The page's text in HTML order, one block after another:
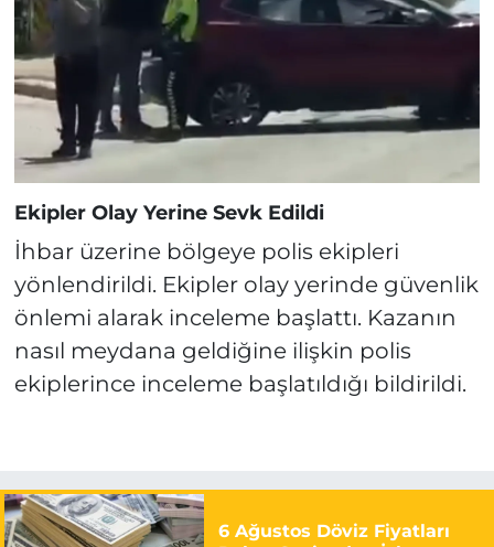
Ekipler Olay Yerine Sevk Edildi
İhbar üzerine bölgeye polis ekipleri
yönlendirildi. Ekipler olay yerinde güvenlik
önlemi alarak inceleme başlattı. Kazanın
nasıl meydana geldiğine ilişkin polis
ekiplerince inceleme başlatıldığı bildirildi.
6 Ağustos Döviz Fiyatları